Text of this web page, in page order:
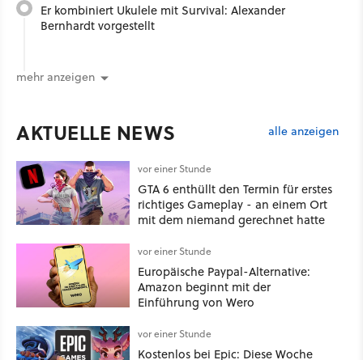
Er kombiniert Ukulele mit Survival: Alexander
Bernhardt vorgestellt
mehr anzeigen
AKTUELLE NEWS alle anzeigen
vor einer Stunde
GTA 6 enthüllt den Termin für erstes
richtiges Gameplay - an einem Ort
mit dem niemand gerechnet hatte
vor einer Stunde
Europäische Paypal-Alternative:
Amazon beginnt mit der
Einführung von Wero
vor einer Stunde
Kostenlos bei Epic: Diese Woche